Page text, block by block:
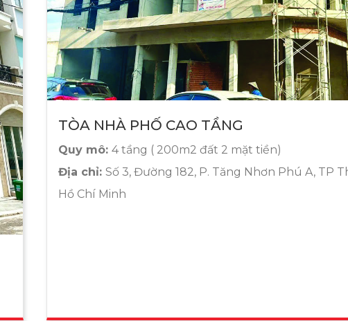
TÒA NHÀ PHỐ CAO TẦNG
Quy mô: 4 tầng ( 200m2 đất 2 mặt tiền)
Địa chỉ: Số 3, Đường 182, P. Tăng Nhơn Phú A, TP
Hồ Chí Minh